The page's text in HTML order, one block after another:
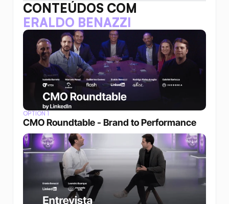
CONTEÚDOS COM
ERALDO BENAZZI
OPTION 1
CMO Roundtable - Brand to Performance